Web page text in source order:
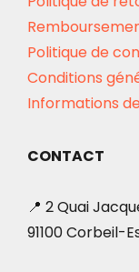
Politique de
Conditions
Informations
CONTACT
📍 2 Quai
91100 Corbeil-